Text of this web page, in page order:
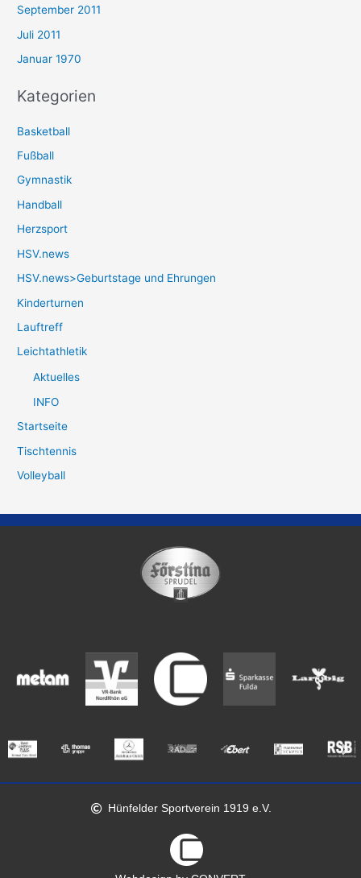
September 2011
Juli 2011
Januar 1970
Kategorien
Basketball
Fußball
Gymnastik
Handball
Herzsport
HSV.news
HSV.news>Geburtstage und Ehrungen
Kinderturnen
Lauftreff
Leichtathletik
Aktuelles
INFO
Startseite
Tischtennis
Volleyball
Hünfelder Sportverein 1919 e.V.